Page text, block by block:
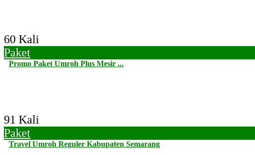
60 Kali
Paket
Promo Paket Umroh Plus Mesir ...
91 Kali
Paket
Travel Umroh Reguler Kabupaten Semarang